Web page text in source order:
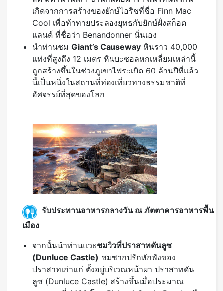
เกิดจากการสร้างของยักษ์ไอริชที่ชื่อ Finn Mac
Cool เพื่อท้าทายประลองยุทธกับยักษ์ฝั่งสก็อต
แลนด์ ที่ชื่อว่า Benandonner นั่นเอง
นำท่านชม Giant’s Causeway หินราว 40,000
แท่งที่สูงถึง 12 เมตร หินบะซอลหกเหลี่ยมเหล่านี้
ถูกสร้างขึ้นในช่วงภูเขาไฟระเบิด 60 ล้านปีที่แล้ว
นี้เป็นหนึ่งในสถานที่ท่องเที่ยวทางธรรมชาติที่
อัศจรรย์ที่สุดของโลก
รับประทานอาหารกลางวัน ณ ภัตตาคารอาหารพื้น
เมือง
จากนั้นนำท่านแวะชมวิวที่ปราสาทดันลูซ
(Dunluce Castle) ชมซากปรักหักพังของ
ปราสาทเก่าแก่ ตั้งอยู่บริเวณหน้าผา ปราสาทดัน
ลูซ (Dunluce Castle) สร้างขึ้นเมื่อประมาณ